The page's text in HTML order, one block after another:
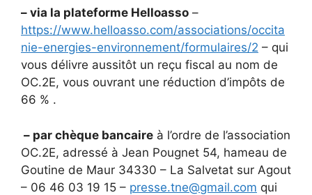
– via la plateforme Helloasso –
https://www.helloasso.com/associations/occita
nie-energies-environnement/formulaires/2 – qui
vous délivre aussitôt un reçu fiscal au nom de
OC.2E, vous ouvrant une réduction d’impôts de
66 % .
– par chèque bancaire à l’ordre de l’association
OC.2E, adressé à Jean Pougnet 54, hameau de
Goutine de Maur 34330 – La Salvetat sur Agout
– 06 46 03 19 15 – presse.tne@gmail.com qui